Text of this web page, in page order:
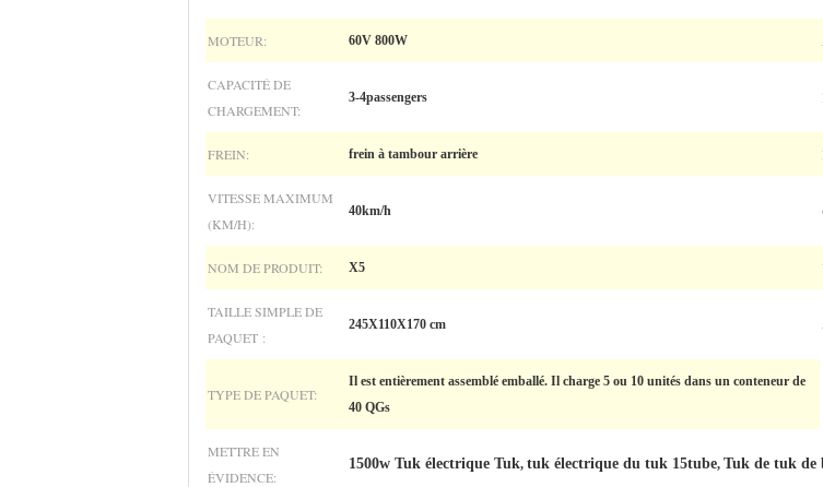
MOTEUR: 60V 800W
CAPACITÉ DE
CHARGEMENT:
3-4passengers
FREIN: frein à tambour arrière
VITESSE MAXIMUM
(KM/H):
40km/h
NOM DE PRODUIT: X5
TAILLE SIMPLE DE
PAQUET :
245X110X170 cm
TYPE DE PAQUET:
Il est entièrement assemblé emballé. Il charge 5 ou 10 unités dans un conteneur de
40 QGs
METTRE EN
ÉVIDENCE:
1500w Tuk électrique Tuk, tuk électrique du tuk 15tube, Tuk de tuk de